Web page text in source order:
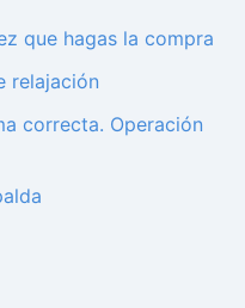
que hagas la compra
relajación
correcta. Operación